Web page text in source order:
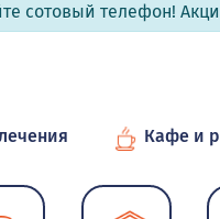
сотовый телефон!
Кафе и